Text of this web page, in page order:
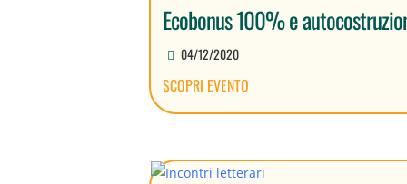
Ecobonus 100% e
04/12/2020
SCOPRI EVENTO